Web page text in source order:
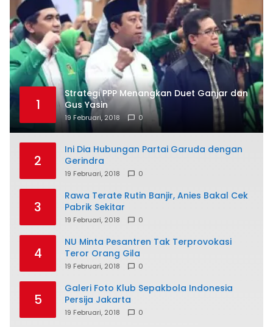
1
Strategi PPP Menangkan Duet Ganjar dan
Gus Yasin
19 Februari, 2018 0
2
Ini Dia Hubungan Partai Garuda dengan
Gerindra
19 Februari, 2018 0
3
Rawa Terate Rutin Banjir, Anies Bakal Cek
Pabrik Sekitar
19 Februari, 2018 0
4
NU Minta Pesantren Tak Terprovokasi
Teror Orang Gila
19 Februari, 2018 0
5
Galeri Foto Klub Sepakbola Indonesia
Persija Jakarta
19 Februari, 2018 0